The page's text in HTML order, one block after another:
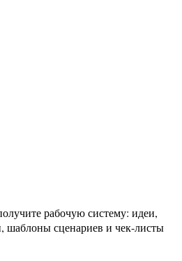
шаблоны сценариев и чек-листы